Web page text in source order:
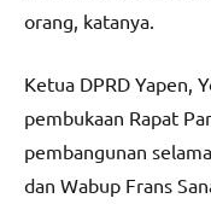
orang, katanya.
Ketua DPRD Yapen,
pembukaan Rapat
pembangunan
dan Wabup Frans